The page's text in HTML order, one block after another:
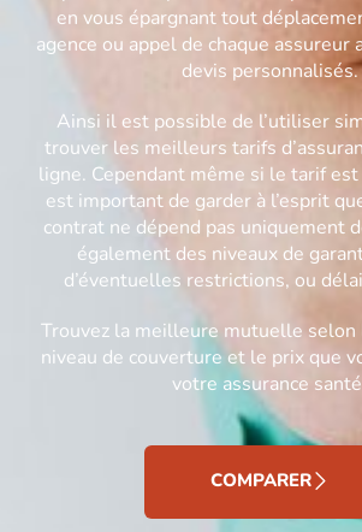
en vous épargnant tout
agence ou appel de chaque assureur
devis personnalisés.
Ainsi il est possible de l’utiliser
trouver les meilleurs tarifs
ligne. Cependant même si le tarif
est important de garder à l’esprit
contrat ne dépend pas uniquement
également des niveaux de
d’éventuelles restrictions, ou
Trouvez la meilleure mutuelle selon
niveau de couverture et le prix que
votre assurance
COMPARER